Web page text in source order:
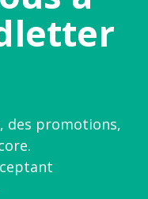
des promotions,